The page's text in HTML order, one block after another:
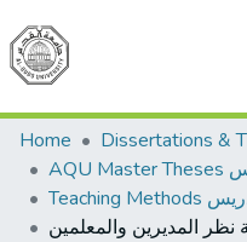
All
Home